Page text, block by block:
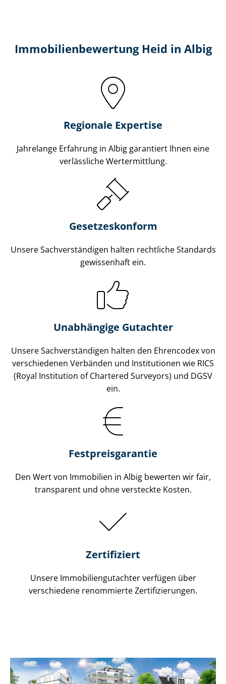
Immobilien­bewertung Heid in Albig
Regionale Expertise
Jahrelange Erfahrung in Albig garantiert Ihnen eine
verlässliche Wertermittlung.
Gesetzes­konform
Unsere Sach­ver­stän­di­gen halten rechtliche Standards
gewissenhaft ein.
Unabhängige Gutachter
Unsere Sach­ver­stän­di­gen halten den Ehrencodex von
verschiedenen Verbänden und Institutionen wie RICS
(Royal Institution of Chartered Surveyors) und DGSV
ein.
Festpreis​garantie
Den Wert von Immobilien in Albig bewerten wir fair,
transparent und ohne versteckte Kosten.
Zertifiziert
Unsere Immobilien­gutachter verfügen über
verschiedene renommierte Zer­ti­fi­zie­run­gen.